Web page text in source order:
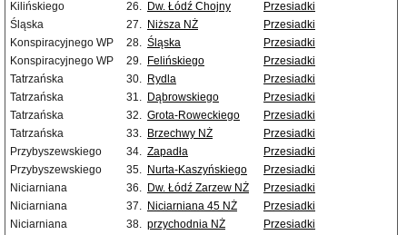
Kilińskiego
26. Dw. Łódź Chojny
Przesiadki
Śląska
27. Niższa NŻ
Przesiadki
Konspiracyjnego WP
28. Śląska
Przesiadki
Konspiracyjnego WP
29. Felińskiego
Przesiadki
Tatrzańska
30. Rydla
Przesiadki
Tatrzańska
31. Dąbrowskiego
Przesiadki
Tatrzańska
32. Grota-Roweckiego
Przesiadki
Tatrzańska
33. Brzechwy NŻ
Przesiadki
Przybyszewskiego
34. Zapadła
Przesiadki
Przybyszewskiego
35. Nurta-Kaszyńskiego
Przesiadki
Niciarniana
36. Dw. Łódź Zarzew NŻ
Przesiadki
Niciarniana
37. Niciarniana 45 NŻ
Przesiadki
Niciarniana
38. przychodnia NŻ
Przesiadki